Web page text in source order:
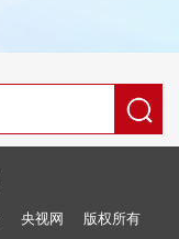
央视网 版权所有